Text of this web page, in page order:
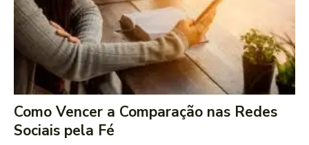
Como Vencer a Comparação nas Redes
Sociais pela Fé